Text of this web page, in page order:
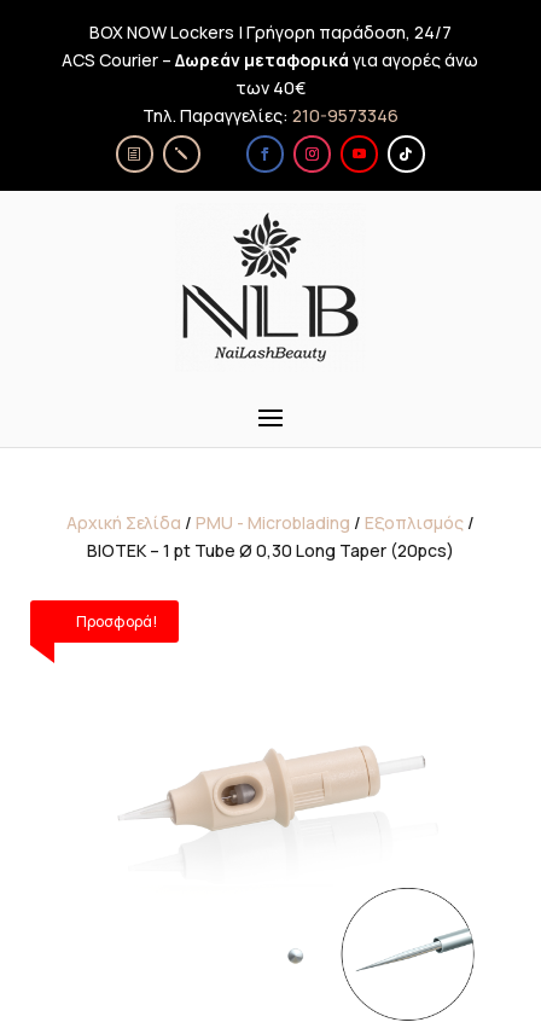
BOX NOW Lockers | Γρήγορη παράδοση, 24/7
ACS Courier –Δωρεάν μεταφορικά για αγορές άνω
των 40€
Τηλ. Παραγγελίες: 210-9573346
Αρχική Σελίδα / PMU - Microblading / Εξοπλισμός/
BIOTEK – 1 pt Tube Ø 0,30 Long Taper (20pcs)
Προσφορά!